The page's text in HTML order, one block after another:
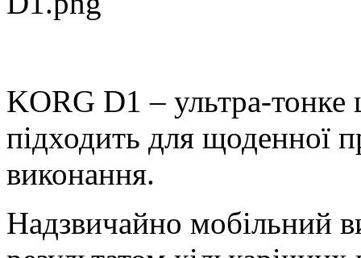
KORG D1 – ультра-тонке
підходить для щоденної
виконання.
Надзвичайно мобільний